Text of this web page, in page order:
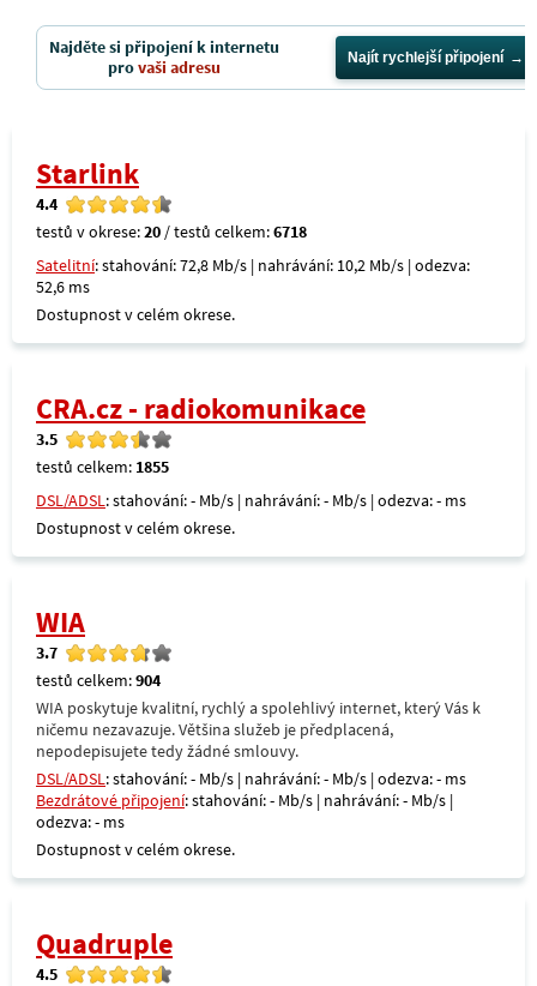
Najděte si připojení k internetu
provaši adresu Najít rychlejší připojení
Starlink
4.4
testů v okrese:20 / testů celkem:6718
Satelitní: stahování: 72,8 Mb/s | nahrávání: 10,2 Mb/s | odezva:
52,6 ms
Dostupnost v celém okrese.
CRA.cz - radiokomunikace
3.5
testů celkem: 1855
DSL/ADSL: stahování: - Mb/s | nahrávání: - Mb/s | odezva: - ms
Dostupnost v celém okrese.
WIA
3.7
testů celkem:904
WIA poskytuje kvalitní, rychlý a spolehlivý internet, který Vás k
ničemu nezavazuje. Většina služeb je předplacená,
nepodepisujete tedy žádné smlouvy.
DSL/ADSL: stahování: - Mb/s | nahrávání: - Mb/s | odezva: - ms
Bezdrátové připojení: stahování: - Mb/s | nahrávání: - Mb/s |
odezva: - ms
Dostupnost v celém okrese.
Quadruple
4.5